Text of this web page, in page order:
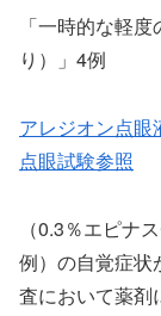
「一時的な軽
り）」4例
アレジオン点眼
点眼試験参照
（0.3％エピナ
例）の自覚症状
査において薬剤